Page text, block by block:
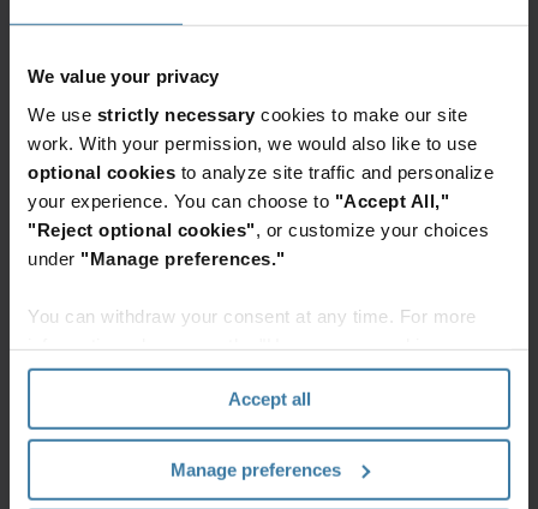
We value your privacy
We use strictly necessary cookies to make our site
work. With your permission, we would also like to use
optional cookies to analyze site traffic and personalize
your experience. You can choose to "Accept All,"
"Reject optional cookies" , or customize your choices
under "Manage preferences."
You can withdraw your consent at any time. For more
section" of ourPrivacy Policy.
Accept all
Manage preferences
suojaamiseksi. Uusien NIS2-säännösten myötä
yritysten tulee täyttää erilaisia vaatimuksia
kriittisten palveluiden ja infrastruktuurin
suojaamiseksi kyberuhkia vastaan.
Me täällä Iron Mountainilla ymmärrämme, että
uudet vaatimukset voivat tuntua ylivoimaisilta.
että NIS2-direktiivin asettamat vaatimukset
täytetään että rakentamaan vahvaa perustaa
organisaation kyberturvallisuudelle pitkällä
aikavälillä. Tiedonhallintapalvelumme avulla
yrityksesi saa käyttöönsä vankan
tiedonhallintastrategian, jonka ansiosta voit